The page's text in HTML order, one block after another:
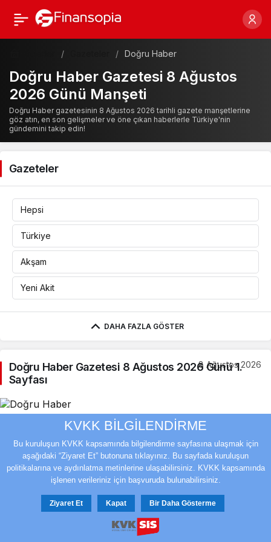
Doğru Haber
Doğru Haber Gazetesi 8 Ağustos
2026 Günü Manşeti
Doğru Haber gazetesinin 8 Ağustos 2026 tarihli gazete manşetlerine
göz atın, en son gelişmeler ve öne çıkan haberlerle Türkiye'nin
gündemini takip edin!
Gazeteler
Hepsi
Türkiye
Akşam
Yeni Akit
DAHA FAZLA GÖSTER
Doğru Haber Gazetesi 8 Ağustos 2026 Günü 1.
Sayfası
8 Ağustos 2026
KVKK BİLGİLENDİRME
Bu kuruluşun KVKK kapsamında bilgilendirme sayfasına ulaşmak için
aşağıdaki “Ziyaret Et” butonuna tıklayınız. Bu sayfada kuruluşun
politikalarına ve aydınlatma metinlerine ulaşabilirsiniz. KVKK kapsamında
işlenen verileriniz için başvuruda bulunabilirsiniz.
Ziyaret Et Kapat Bir Daha Gösterme